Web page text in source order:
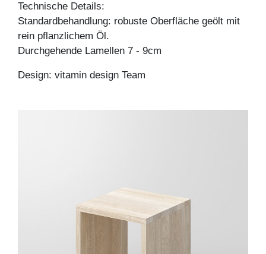
Technische Details:
Standardbehandlung: robuste Oberfläche geölt mit
rein pflanzlichem Öl.
Durchgehende Lamellen 7 - 9cm
Design: vitamin design Team